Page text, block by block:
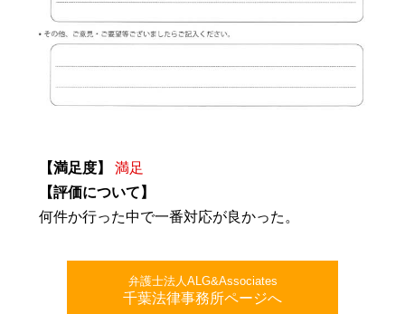
【満足度】
満足
【評価について】
何件か行った中で一番対応が良かった。
弁護士法人ALG&Associates
千葉法律事務所ページへ